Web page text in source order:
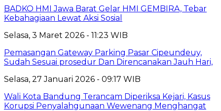
BADKO HMI Jawa Barat Gelar HMI GEMBIRA, Tebar
Kebahagiaan Lewat Aksi Sosial
Selasa, 3 Maret 2026 - 11:23 WIB
Pemasangan Gateway Parking Pasar Cipeundeuy,
Sudah Sesuai prosedur Dan Direncanakan Jauh Hari,
Selasa, 27 Januari 2026 - 09:17 WIB
Wali Kota Bandung Terancam Diperiksa Kejari, Kasus
Korupsi Penyalahgunaan Wewenang Menghangat